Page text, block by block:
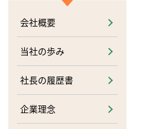
会社概要
当社の歩み
社長の履歴書
企業理念